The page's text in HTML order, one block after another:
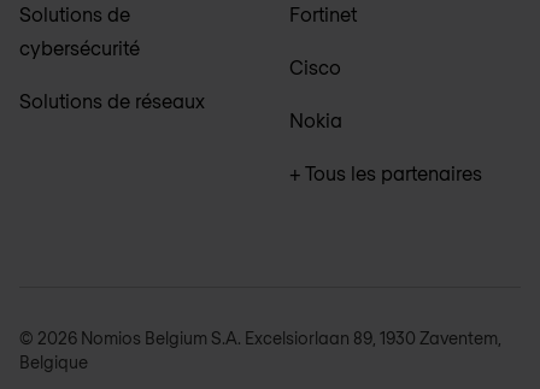
Solutions de
cybersécurité
Solutions de réseaux
Fortinet
Cisco
Nokia
+ Tous les partenaires
© 2026 Nomios Belgium S.A. Excelsiorlaan 89, 1930 Zaventem,
Belgique